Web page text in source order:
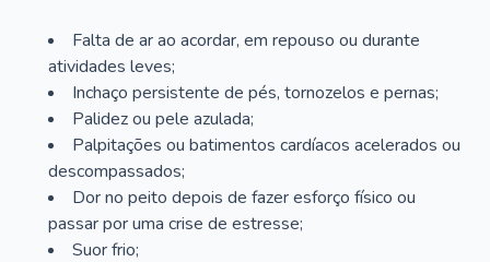
Falta de ar ao acordar, em repouso ou durante
atividades leves;
Inchaço persistente de pés, tornozelos e pernas;
Palidez ou pele azulada;
Palpitações ou batimentos cardíacos acelerados ou
descompassados;
Dor no peito depois de fazer esforço físico ou
passar por uma crise de estresse;
Suor frio;